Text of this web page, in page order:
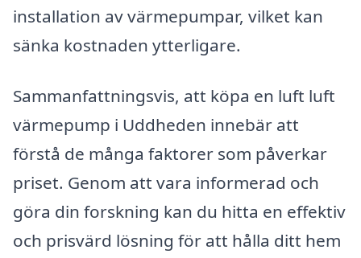
installation av värmepumpar, vilket kan
sänka kostnaden ytterligare.
Sammanfattningsvis, att köpa en luft luft
värmepump i Uddheden innebär att
förstå de många faktorer som påverkar
priset. Genom att vara informerad och
göra din forskning kan du hitta en effektiv
och prisvärd lösning för att hålla ditt hem